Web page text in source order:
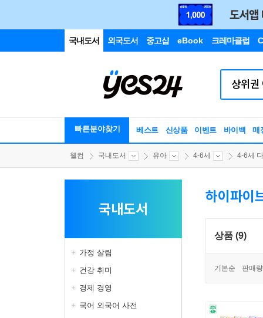
국내도서 외국도서 중고샵 eBook 크레마클럽
빠른분야찾기 베스트 신상품 이벤트 바이백 매
웰컴 국내도서 유아 4-6세 4-6세
국내도서
가정 살림
건강 취미
경제 경영
국어 외국어 사전
하이파이
상품 (9)
기본순 판매